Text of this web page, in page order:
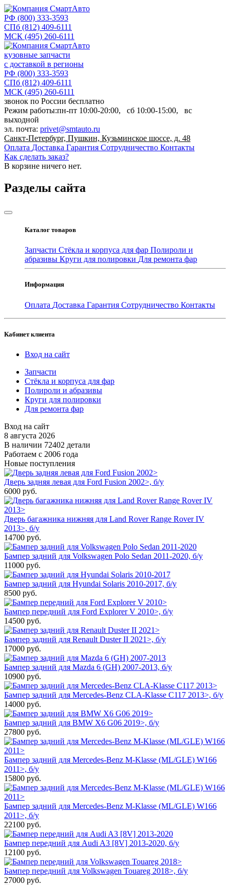
РФ (800) 333-3593
СПб (812) 409-6111
МСК (495) 260-6111
кузовные запчасти
с доставкой в регионы
РФ (800) 333-3593
СПб (812) 409-6111
МСК (495) 260-6111
звонок по России бесплатно
Режим работы:пн-пт 10:00-20:00, сб 10:00-15:00, вс
выходной
эл. почта: privet@smtauto.ru
Санкт-Петербург, Пушкин, Кузьминское шоссе, д. 48
Оплата Доставка Гарантия Сотрудничество Контакты
Как сделать заказ?
В корзине ничего нет.
Разделы сайта
Каталог товаров
Запчасти Стёкла и корпуса для фар Полироли и
абразивы Круги для полировки Для ремонта фар
Информация
Оплата Доставка Гарантия Сотрудничество Контакты
Кабинет клиента
Вход на сайт
Запчасти
Стёкла и корпуса для фар
Полироли и абразивы
Круги для полировки
Для ремонта фар
Вход на сайт
8 августа 2026
В наличии 72402 детали
Работаем с 2006 года
Новые поступления
Дверь задняя левая для Ford Fusion 2002>, б/у
6000 руб.
Дверь багажника нижняя для Land Rover Range Rover IV
2013>, б/у
14700 руб.
Бампер задний для Volkswagen Polo Sedan 2011-2020, б/у
11000 руб.
Бампер задний для Hyundai Solaris 2010-2017, б/у
8500 руб.
Бампер передний для Ford Explorer V 2010>, б/у
14500 руб.
Бампер задний для Renault Duster II 2021>, б/у
17000 руб.
Бампер задний для Mazda 6 (GH) 2007-2013, б/у
10900 руб.
Бампер задний для Mercedes-Benz CLA-Klasse C117 2013>, б/у
14000 руб.
Бампер задний для BMW X6 G06 2019>, б/у
27800 руб.
Бампер задний для Mercedes-Benz M-Klasse (ML/GLE) W166
2011>, б/у
15800 руб.
Бампер задний для Mercedes-Benz M-Klasse (ML/GLE) W166
2011>, б/у
22100 руб.
Бампер передний для Audi A3 [8V] 2013-2020, б/у
12100 руб.
Бампер передний для Volkswagen Touareg 2018>, б/у
27000 руб.